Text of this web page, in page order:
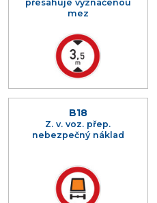
přesahuje vyznačenou
mez
B18
Z. v. voz. přep.
nebezpečný náklad